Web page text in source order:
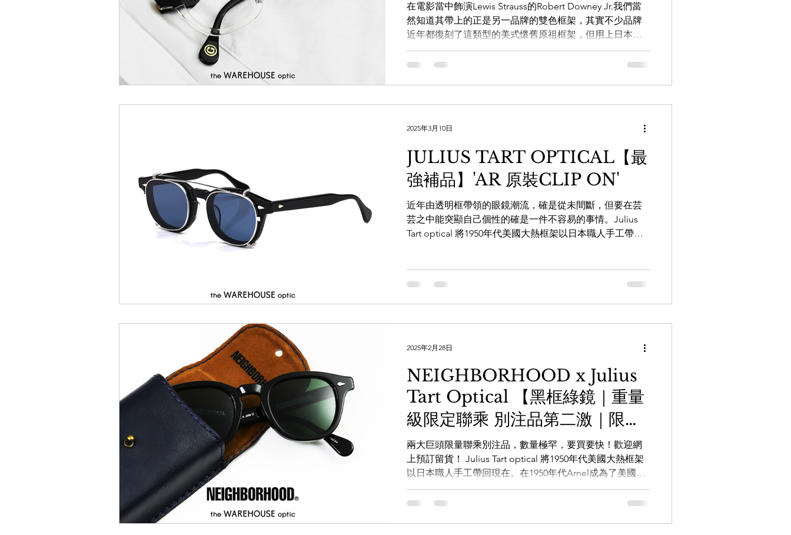
在電影當中飾演Lewis Strauss的Robert Downey Jr.我們當
然知道其帶上的正是另一品牌的雙色框架，其實不少品牌
近年都復刻了這類型的美式懷舊原祖框架，但用上日本職
人手工製造，令整個鏡框質感及手工大大提升，今期我們
推介的JULIUS TART...
JULIUS TART OPTICAL【最
強補品】'AR 原裝CLIP ON'
近年由透明框帶領的眼鏡潮流，確是從未間斷，但要在芸
芸之中能突顯自己個性的確是一件不容易的事情。Julius
Tart optical 將1950年代美國大熱框架以日本職人手工帶回
2025年3月10日
NEIGHBORHOOD x Julius
Tart Optical 【黑框綠鏡｜重量
級限定聯乘 別注品第二激｜限量
單品，歡迎PM留貨】’AR‘
兩大巨頭限量聯乘別注品，數量極罕，要買要快！歡迎網
上預訂留貨！ Julius Tart optical 將1950年代美國大熱框架
以日本職人手工帶回現在。在1950年代Arnel成為了美國著
名演員James Dean 的常用款式，也讓大眾認識到了Arnel
的魅力。...
2025年2月28日